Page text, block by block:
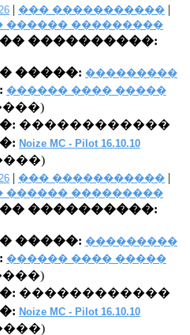
| ��� ����������� |
������ ���������
����������:
�����: ���������
������ ���� �����
������������
Noize MC - Pilot 16.10.10
| ��� ����������� |
������ ���������
����������:
�����: ���������
������ ���� �����
������������
Noize MC - Pilot 16.10.10